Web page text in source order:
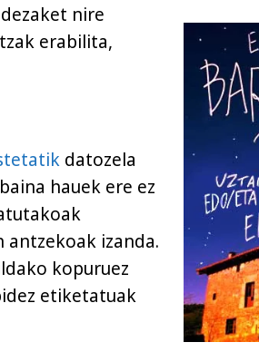
nire
erabilita,
datozela
hauek ere ez
izanda.
kopuruez
etiketatuak